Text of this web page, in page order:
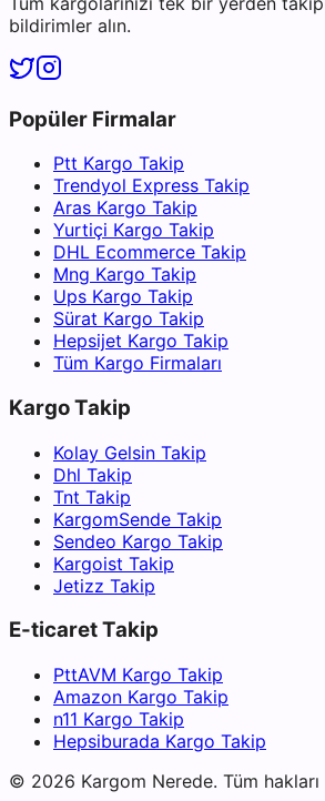
bildirimler alın.
Popüler Firmalar
Ptt Kargo Takip
Trendyol Express Takip
Aras Kargo Takip
Yurtiçi Kargo Takip
DHL Ecommerce Takip
Mng Kargo Takip
Ups Kargo Takip
Sürat Kargo Takip
Hepsijet Kargo Takip
Tüm Kargo Firmaları
Kargo Takip
Kolay Gelsin Takip
Dhl Takip
Tnt Takip
KargomSende Takip
Sendeo Kargo Takip
Kargoist Takip
Jetizz Takip
E-ticaret Takip
PttAVM Kargo Takip
Amazon Kargo Takip
n11 Kargo Takip
Hepsiburada Kargo Takip
© 2026 Kargom Nerede. Tüm hakları